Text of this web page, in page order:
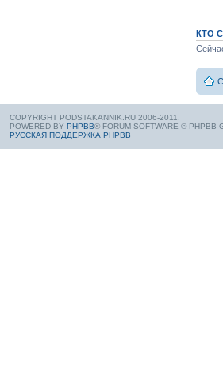
КТО
COPYRIGHT PODSTAKANNIK.RU 2006-2011.
POWERED BY PHPBB® FORUM SOFTWARE © PHPBB
РУССКАЯ ПОДДЕРЖКА PHPBB